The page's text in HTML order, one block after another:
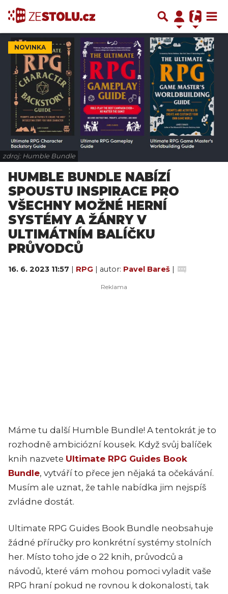
NOVINKA
zdroj: Humble Bundle
HUMBLE BUNDLE NABÍZÍ
SPOUSTU INSPIRACE PRO
VŠECHNY MOŽNÉ HERNÍ
SYSTÉMY A ŽÁNRY V
ULTIMÁTNÍM BALÍČKU
PRŮVODCŮ
16. 6. 2023 11:57 | RPG | autor: Pavel Bareš |
Máme tu další Humble Bundle! A tentokrát je to
rozhodně ambiciózní kousek. Když svůj balíček
knih nazvete Ultimate RPG Guides Book
Bundle, vytváří to přece jen nějaká ta očekávání.
Musím ale uznat, že tahle nabídka jim nejspíš
zvládne dostát.
Ultimate RPG Guides Book Bundle neobsahuje
žádné příručky pro konkrétní systémy stolních
her. Místo toho jde o 22 knih, průvodců a
návodů, které vám mohou pomoci vyladit vaše
RPG hraní pokud ne rovnou k dokonalosti, tak